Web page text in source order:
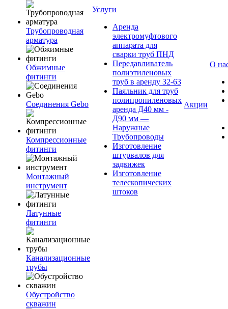
Трубопроводная
арматура
Обжимные
фитинги
Соединения Gebo
Компрессионные
фитинги
Монтажный
инструмент
Латунные
фитинги
Канализационные
трубы
Обустройство
скважин
Услуги
Аренда
электромуфтового
аппарата для
сварки труб ПНД
Передавливатель
полиэтиленовых
труб в аренду 32-63
Паяльник для труб
полипропиленовых
аренда Д40 мм -
Д90 мм —
Наружные
Трубопроводы
Изготовление
штурвалов для
задвижек
Изготовление
телескопических
штоков
Акции
О